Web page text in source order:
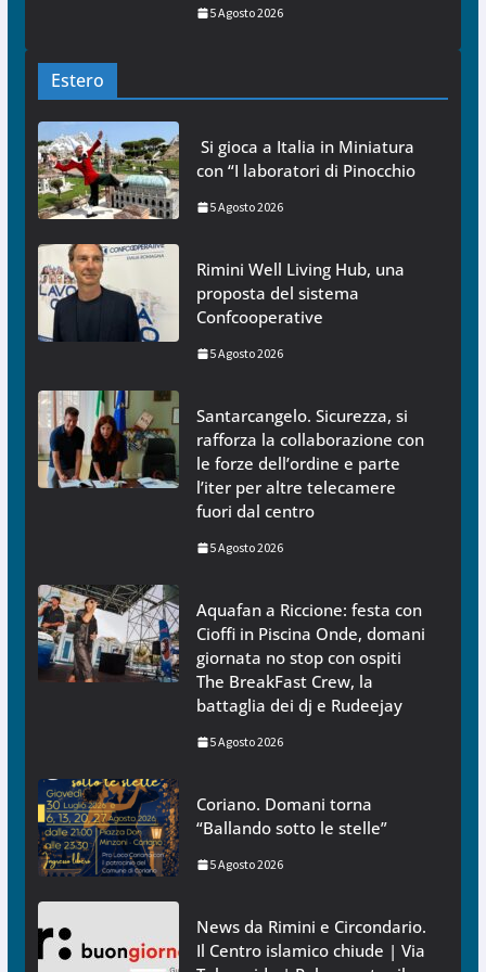
5 Agosto 2026
Estero
Si gioca a Italia in Miniatura
con “I laboratori di Pinocchio
5 Agosto 2026
Rimini Well Living Hub, una
proposta del sistema
Confcooperative
5 Agosto 2026
Santarcangelo. Sicurezza, si
rafforza la collaborazione con
le forze dell’ordine e parte
l’iter per altre telecamere
fuori dal centro
5 Agosto 2026
Aquafan a Riccione: festa con
Cioffi in Piscina Onde, domani
giornata no stop con ospiti
The BreakFast Crew, la
battaglia dei dj e Rudeejay
5 Agosto 2026
Coriano. Domani torna
“Ballando sotto le stelle”
5 Agosto 2026
News da Rimini e Circondario.
Il Centro islamico chiude | Via